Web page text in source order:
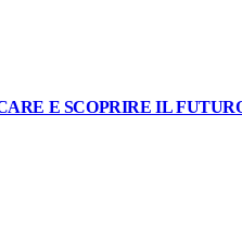
E SCOPRIRE IL